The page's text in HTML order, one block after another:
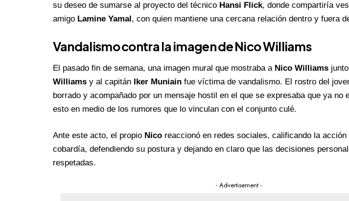
su deseo de sumarse al proyecto del técnico Hansi Flick, donde compartiría
amigo Lamine Yamal , con quien mantiene una cercana relación dentro y fuera
Vandalismo contra la imagen de Nico Williams
El pasado fin de semana, una imagen mural que mostraba a Nico Williamsjunto
Williamsy al capitán Iker Muniainfue víctima de vandalismo. El rostro del
borrado y acompañado por un mensaje hostil en el que se expresaba que ya no
esto en medio de los rumores que lo vinculan con el conjunto culé.
Ante este acto, el propio Nicoreaccionó en redes sociales, calificando la acción
cobardía, defendiendo su postura y dejando en claro que las decisiones
respetadas.
- Advertisement -